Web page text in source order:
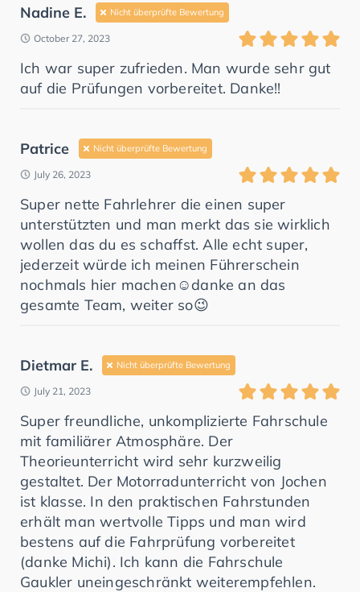
Nadine E. Nicht überprüfte Bewertung
October 27, 2023
Ich war super zufrieden. Man wurde sehr gut
auf die Prüfungen vorbereitet. Danke!!
Patrice Nicht überprüfte Bewertung
July 26, 2023
Super nette Fahrlehrer die einen super
unterstützten und man merkt das sie wirklich
wollen das du es schaffst. Alle echt super,
jederzeit würde ich meinen Führerschein
nochmals hier machen☺️danke an das
gesamte Team, weiter so😉
Dietmar E. Nicht überprüfte Bewertung
July 21, 2023
Super freundliche, unkomplizierte Fahrschule
mit familiärer Atmosphäre. Der
Theorieunterricht wird sehr kurzweilig
gestaltet. Der Motorradunterricht von Jochen
ist klasse. In den praktischen Fahrstunden
erhält man wertvolle Tipps und man wird
bestens auf die Fahrprüfung vorbereitet
(danke Michi). Ich kann die Fahrschule
Gaukler uneingeschränkt weiterempfehlen.